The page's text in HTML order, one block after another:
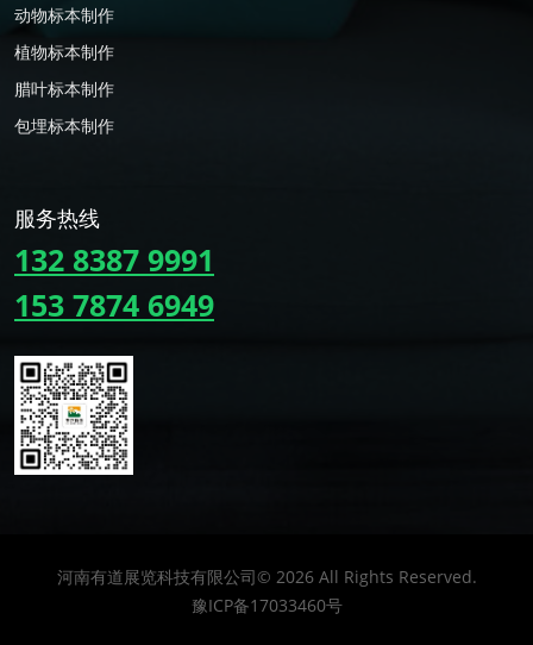
动物标本制作
植物标本制作
腊叶标本制作
包埋标本制作
服务热线
132 8387 9991
153 7874 6949
河南有道展览科技有限公司© 2026All Rights Reserved.
豫ICP备17033460号